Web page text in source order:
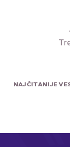
NAJČITANIJE